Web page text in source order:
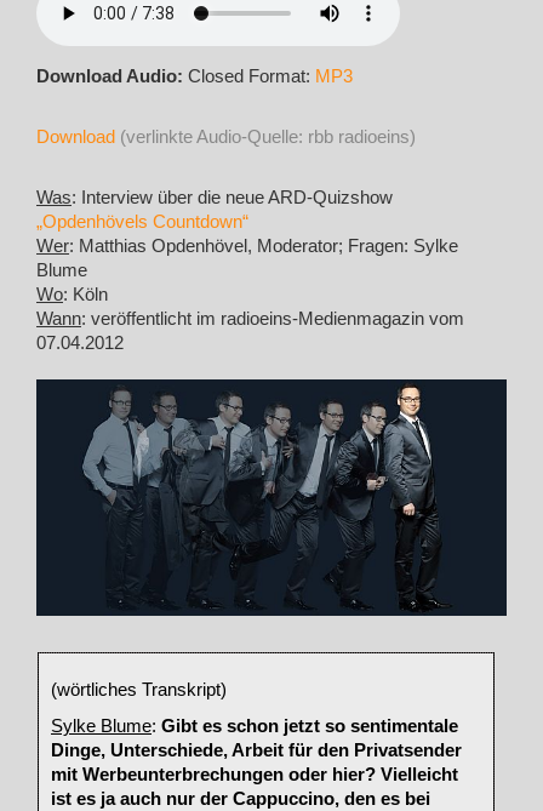
Download Audio: Closed Format: MP3
Download (verlinkte Audio-Quelle: rbb radioeins)
Was: Interview über die neue ARD-Quizshow
„Opdenhövels Countdown“
Wer: Matthias Opdenhövel, Moderator; Fragen: Sylke
Blume
Wo: Köln
Wann: veröffentlicht im radioeins-Medienmagazin vom
07.04.2012
(wörtliches Transkript)
Sylke Blume: Gibt es schon jetzt so sentimentale
Dinge, Unterschiede, Arbeit für den Privatsender
mit Werbeunterbrechungen oder hier? Vielleicht
ist es ja auch nur der Cappuccino, den es bei